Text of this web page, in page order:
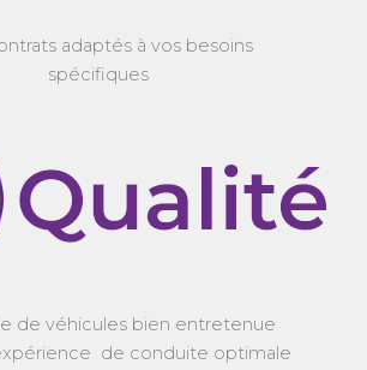
adaptés à vos besoins
spécifiques
de véhicules bien entretenue
de conduite optimale